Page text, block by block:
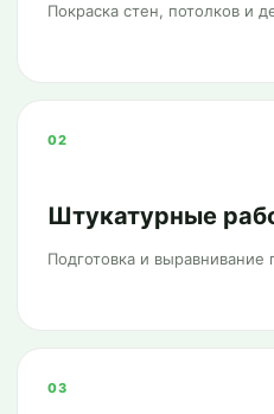
Покраска стен, потолков и
02
Штукатурные
Подготовка и выравнивание
03